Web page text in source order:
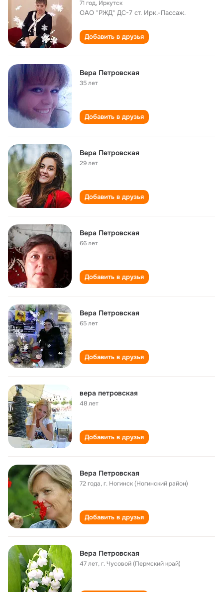
71 год, Иркутск
ОАО "РЖД" ДС-7 ст. Ирк.-Пассаж.
Добавить в друзья
Вера Петровская
35 лет
Добавить в друзья
Вера Петровская
29 лет
Добавить в друзья
Вера Петровская
66 лет
Добавить в друзья
Вера Петровская
65 лет
Добавить в друзья
вера петровская
48 лет
Добавить в друзья
Вера Петровская
72 года,г. Ногинск (Ногинский район)
Добавить в друзья
Вера Петровская
47 лет,г. Чусовой (Пермский край)